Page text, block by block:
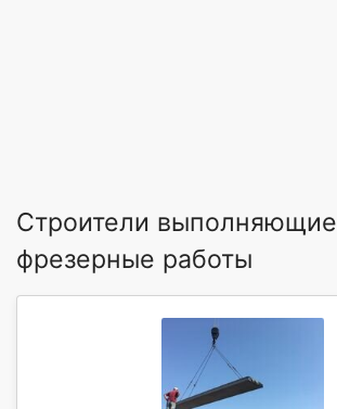
Строители выполняющие
фрезерные работы